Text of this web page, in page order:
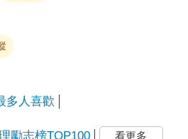
多人喜歡
勵志榜TOP100 看更多